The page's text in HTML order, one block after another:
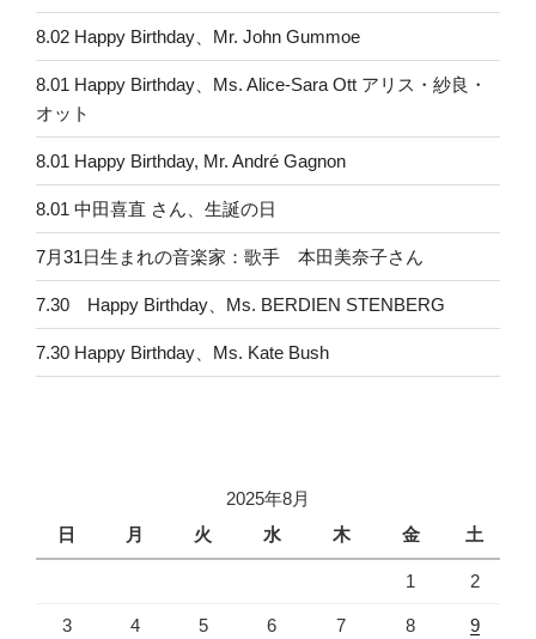
8.02 Happy Birthday、Mr. John Gummoe
8.01 Happy Birthday、Ms. Alice-Sara Ott アリス・紗良・
オット
8.01 Happy Birthday, Mr. André Gagnon
8.01 中田喜直 さん、生誕の日
7月31日生まれの音楽家：歌手 本田美奈子さん
7.30 Happy Birthday、Ms. BERDIEN STENBERG
7.30 Happy Birthday、Ms. Kate Bush
2025年8月
日
月 火 水 木 金 土
1 2
3 4 5 6 7 8 9